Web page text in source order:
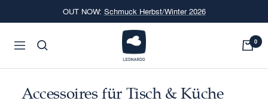
zum
OUT NOW: Schmuck Herbst/Winter 2026
Navigation
LEONARDO
Onlineshop
0
Accessoires für Tisch & Küche